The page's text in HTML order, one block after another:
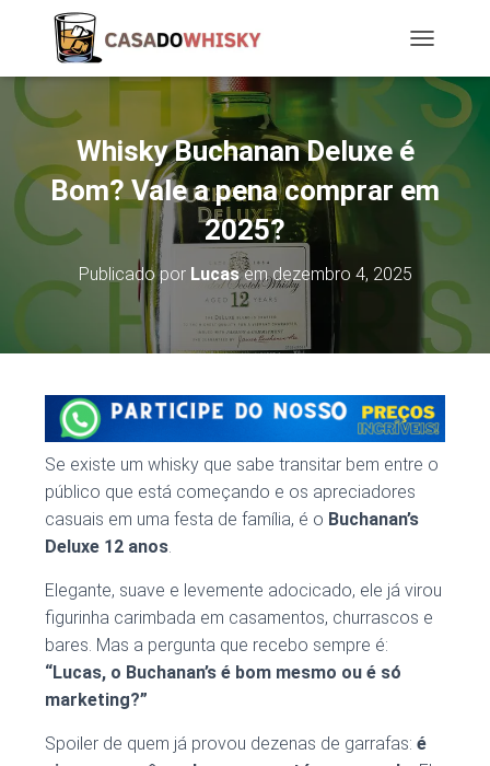
O
G
A
V
A
Whisky Buchanan Deluxe é
Bom? Vale a pena comprar em
2025?
Publicado por Lucasemdezembro 4, 2025
Se existe um whisky que sabe transitar bem entre o
público que está começando e os apreciadores
casuais em uma festa de família, é o Buchanan’s
Deluxe 12 anos.
Elegante, suave e levemente adocicado, ele já virou
figurinha carimbada em casamentos, churrascos e
bares. Mas a pergunta que recebo sempre é:
“Lucas, o Buchanan’s é bom mesmo ou é só
marketing?”
Spoiler de quem já provou dezenas de garrafas: é